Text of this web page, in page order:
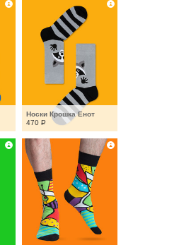
Носки Крошка Енот
470 Р